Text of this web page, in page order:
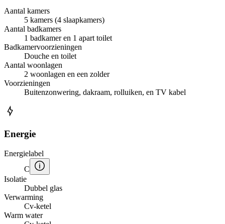
Aantal kamers
5 kamers (4 slaapkamers)
Aantal badkamers
1 badkamer en 1 apart toilet
Badkamervoorzieningen
Douche en toilet
Aantal woonlagen
2 woonlagen en een zolder
Voorzieningen
Buitenzonwering, dakraam, rolluiken, en TV kabel
Energie
Energielabel
C
Isolatie
Dubbel glas
Verwarming
Cv-ketel
Warm water